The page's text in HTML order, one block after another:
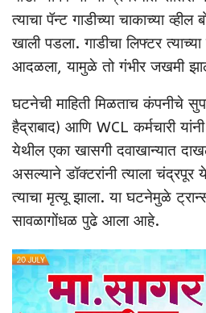
त्याचा पॅन्ट गाडीच्या चाकाच्या
खाली पडला. गाडीचा लिफ्टर त्याच्या
आदळला, यामुळे तो गंभीर जखमी
घटनेची माहिती मिळताच कंपनीचे
हैद्राबाद) आणि WCL कर्मचारी
येथील एका खासगी दवाखान्यात
असल्याने डॉक्टरांनी त्याला
त्याचा मृत्यू झाला. या घटनेमुळे
सावळागोंधळ पुढे आला आहे.